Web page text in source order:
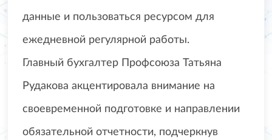
данные и пользоваться ресурсом для
ежедневной регулярной работы.
Главный бухгалтер Профсоюза Татьяна
Рудакова акцентировала внимание на
своевременной подготовке и направлении
обязательной отчетности, подчеркнув